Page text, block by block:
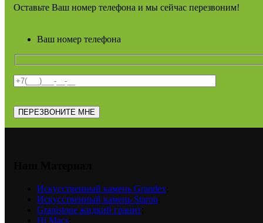
Оставьте Ваш номер телефона и мы сейчас перезвоним!
Ваш номер телефона
Искусственный камень Grandex
Искусственный камень Staron
Granistone жидкий гранит
Hi Macs